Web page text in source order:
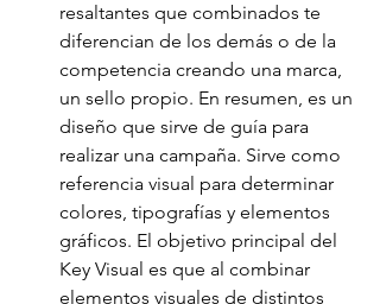
resaltantes que combinados te
diferencian de los demás o de la
competencia creando una marca,
un sello propio. En resumen, es un
diseño que sirve de guía para
realizar una campaña. Sirve como
referencia visual para determinar
colores, tipografías y elementos
gráficos. El objetivo principal del
Key Visual es que al combinar
elementos visuales de distintos